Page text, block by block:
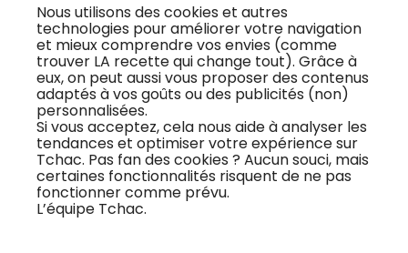
Nous utilisons des cookies et autres
technologies pour améliorer votre navigation
et mieux comprendre vos envies (comme
trouver LA recette qui change tout). Grâce à
eux, on peut aussi vous proposer des contenus
adaptés à vos goûts ou des publicités (non)
personnalisées.
Si vous acceptez, cela nous aide à analyser les
tendances et optimiser votre expérience sur
Tchac. Pas fan des cookies ? Aucun souci, mais
certaines fonctionnalités risquent de ne pas
fonctionner comme prévu.
L’équipe Tchac.
C’est cette même équipe de 7 passionnés qui